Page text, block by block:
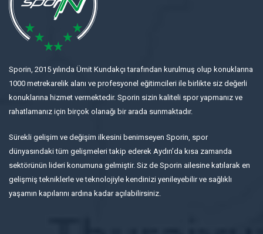
Sporin, 2015 yılında Ümit Kundakçı tarafından kurulmuş olup konuklarına
1000 metrekarelik alanı ve profesyonel eğitimcileri ile birlikte siz değerli
konuklarına hizmet vermektedir. Sporin sizin kaliteli spor yapmanız ve
rahatlamanız için birçok olanağı bir arada sunmaktadır.
Sürekli gelişim ve değişim ilkesini benimseyen Sporin, spor
dünyasındaki tüm gelişmeleri takip ederek Aydın’da kısa zamanda
sektörünün lideri konumuna gelmiştir. Siz de Sporin ailesine katılarak en
gelişmiş tekniklerle ve teknolojiyle kendinizi yenileyebilir ve sağlıklı
yaşamın kapılarını ardına kadar açılabilirsiniz.